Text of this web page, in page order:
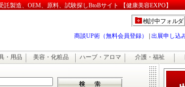
製造、OEM、原料、試験探しBtoBサイト 【健康美容EXPO】
検討中フォルダ
商談UP術（無料会員登録） 出展申し込
・用品 美容・化粧品 ハーブ・アロマ 介護・福祉